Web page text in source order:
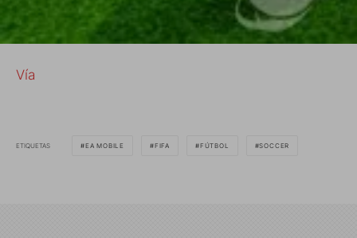
Vía
ETIQUETAS EA MOBILE FIFA FÚTBOL SOCCER